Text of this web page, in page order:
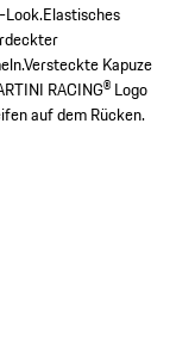
Elastisches
Versteckte Kapuze
RACING® Logo
auf dem Rücken.